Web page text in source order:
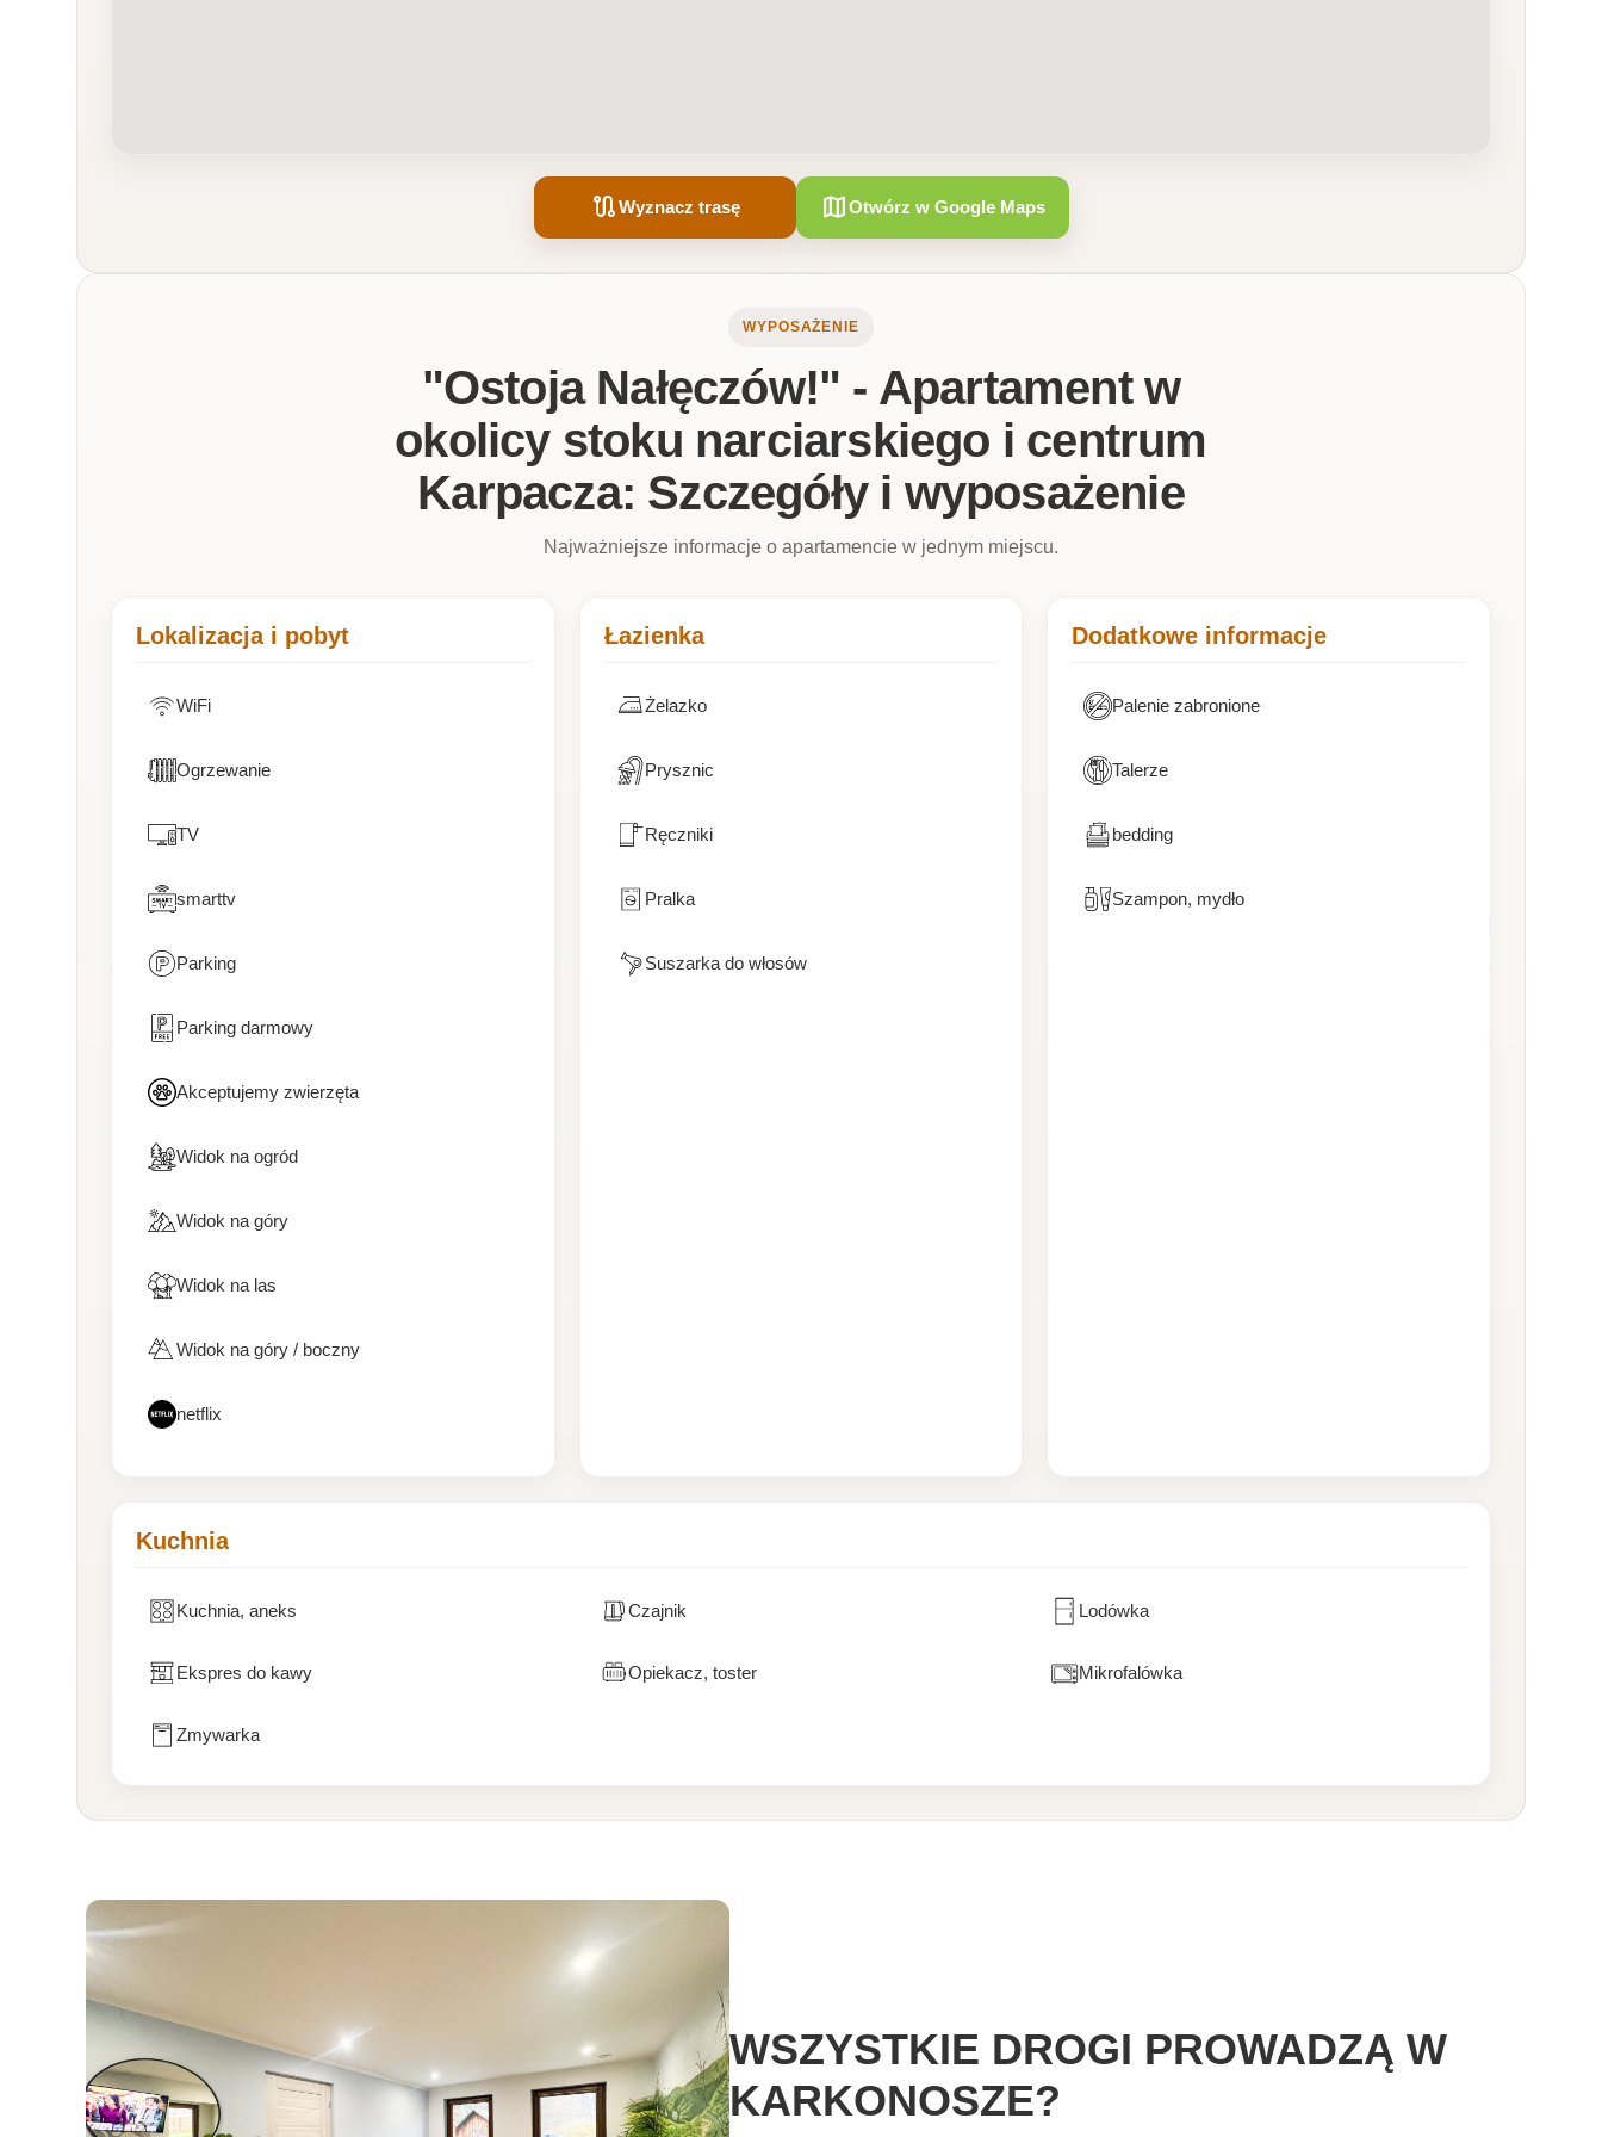
routeWyznacz trasę mapOtwórz w Google Maps
WYPOSAŻENIE
"Ostoja Nałęczów!" - Apartament w
okolicy stoku narciarskiego i centrum
Karpacza: Szczegóły i wyposażenie
Najważniejsze informacje o apartamencie w jednym miejscu.
Lokalizacja i pobyt
WiFi
Ogrzewanie
TV
smarttv
Parking
Parking darmowy
Akceptujemy zwierzęta
Widok na ogród
Widok na góry
Widok na las
Widok na góry / boczny
netflix
Łazienka
Żelazko
Prysznic
Ręczniki
Pralka
Suszarka do włosów
Dodatkowe informacje
Palenie zabronione
Talerze
bedding
Szampon, mydło
Kuchnia
Kuchnia, aneks Czajnik Lodówka
Ekspres do kawy Opiekacz, toster Mikrofalówka
Zmywarka
WSZYSTKIE DROGI PROWADZĄ W
KARKONOSZE?